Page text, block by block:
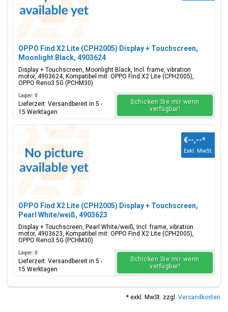
OPPO Find X2 Lite (CPH2005) Display + Touchscreen,
Moonlight Black, 4903624
Display + Touchscreen, Moonlight Black, Incl. frame, vibration
motor, 4903624, Kompatibel mit: OPPO Find X2 Lite (CPH2005),
OPPO Reno3 5G (PCHM30)
Lager: 0
Lieferzeit: Versandbereit in 5 -
15 Werktagen
Schicken Sie mir wenn
verfügbar!
OPPO Find X2 Lite (CPH2005) Display + Touchscreen,
Pearl White/weiß, 4903623
Display + Touchscreen, Pearl White/weiß, Incl. frame, vibration
motor, 4903623, Kompatibel mit: OPPO Find X2 Lite (CPH2005),
OPPO Reno3 5G (PCHM30)
€--,--*
Exkl. MwSt.
Lager: 0
Lieferzeit: Versandbereit in 5 -
15 Werktagen
Schicken Sie mir wenn
verfügbar!
* exkl. MwSt. zzgl. Versandkosten